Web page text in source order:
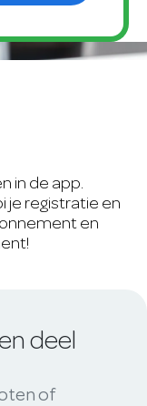
in de app.
je registratie en
en
deel
of